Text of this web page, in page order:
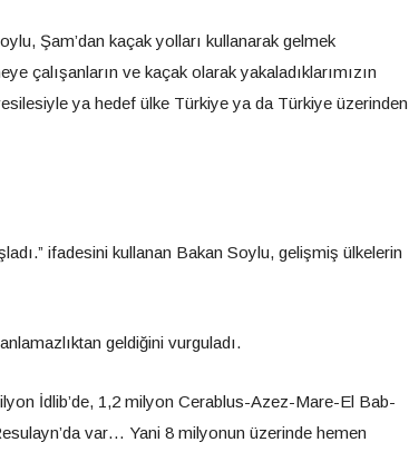
Şam’dan kaçak yolları kullanarak gelmek
çalışanların ve kaçak olarak yakaladıklarımızın
ya hedef ülke Türkiye ya da Türkiye üzerinden
ifadesini kullanan Bakan Soylu, gelişmiş ülkelerin
geldiğini vurguladı.
İdlib’de, 1,2 milyon Cerablus-Azez-Mare-El Bab-
var… Yani 8 milyonun üzerinde hemen